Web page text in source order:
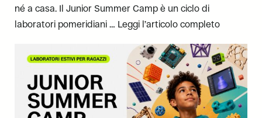
né a casa. Il Junior Summer Camp è un ciclo di
laboratori pomeridiani … Leggi l’articolo completo